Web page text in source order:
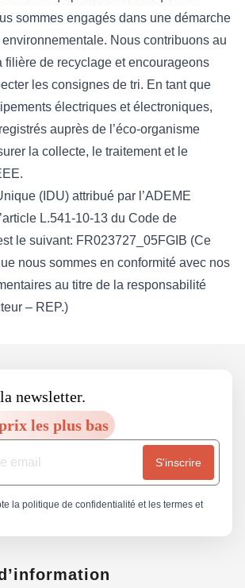
sommes engagés dans une démarche
Nous contribuons au
filière de recyclage et encourageons
les consignes de tri. En tant que
électriques et électroniques,
auprès de l’éco-organisme
la collecte, le traitement et le
(IDU) attribué par l’ADEME
L.541-10-13 du Code de
le suivant: FR023727_05FGIB (Ce
nous sommes en conformité avec nos
au titre de la responsabilité
– REP.)
newsletter.
les plus bas
S'inscrire
la politique de confidentialité et les termes et